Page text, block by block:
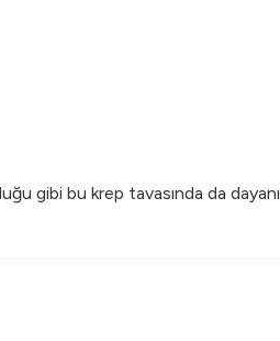
gibi bu krep tavasında da